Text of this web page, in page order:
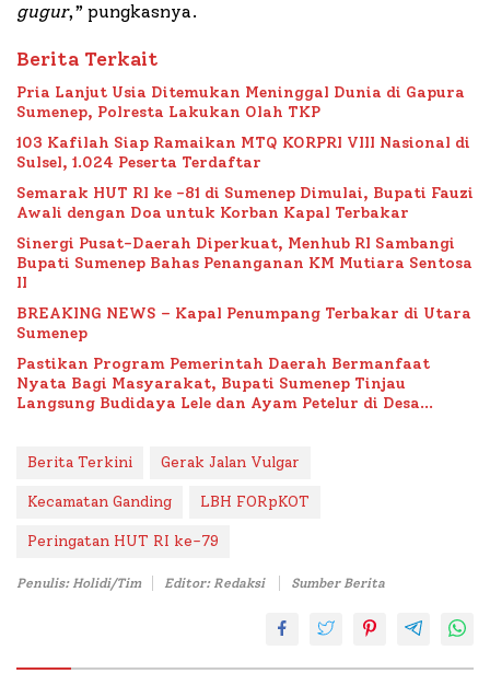
gugur,” pungkasnya.
Berita Terkait
Pria Lanjut Usia Ditemukan Meninggal Dunia di Gapura
Sumenep, Polresta Lakukan Olah TKP
103 Kafilah Siap Ramaikan MTQ KORPRI VIII Nasional di
Sulsel, 1.024 Peserta Terdaftar
Semarak HUT RI ke -81 di Sumenep Dimulai, Bupati Fauzi
Awali dengan Doa untuk Korban Kapal Terbakar
Sinergi Pusat-Daerah Diperkuat, Menhub RI Sambangi
Bupati Sumenep Bahas Penanganan KM Mutiara Sentosa
II
BREAKING NEWS – Kapal Penumpang Terbakar di Utara
Sumenep
Pastikan Program Pemerintah Daerah Bermanfaat
Nyata Bagi Masyarakat, Bupati Sumenep Tinjau
Langsung Budidaya Lele dan Ayam Petelur di Desa
Berita Terkini Gerak Jalan Vulgar
Kecamatan Ganding LBH FORpKOT
Peringatan HUT RI ke-79
Penulis: Holidi/Tim Editor: Redaksi Sumber Berita